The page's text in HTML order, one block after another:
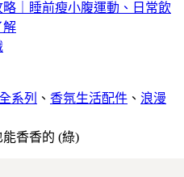
｜睡前瘦小腹運動、日常飲
解
系列 、 香氛生活配件 、 浪漫
香香的 (綠)